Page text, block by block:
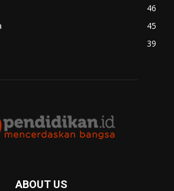
46
45
39
ABOUT US